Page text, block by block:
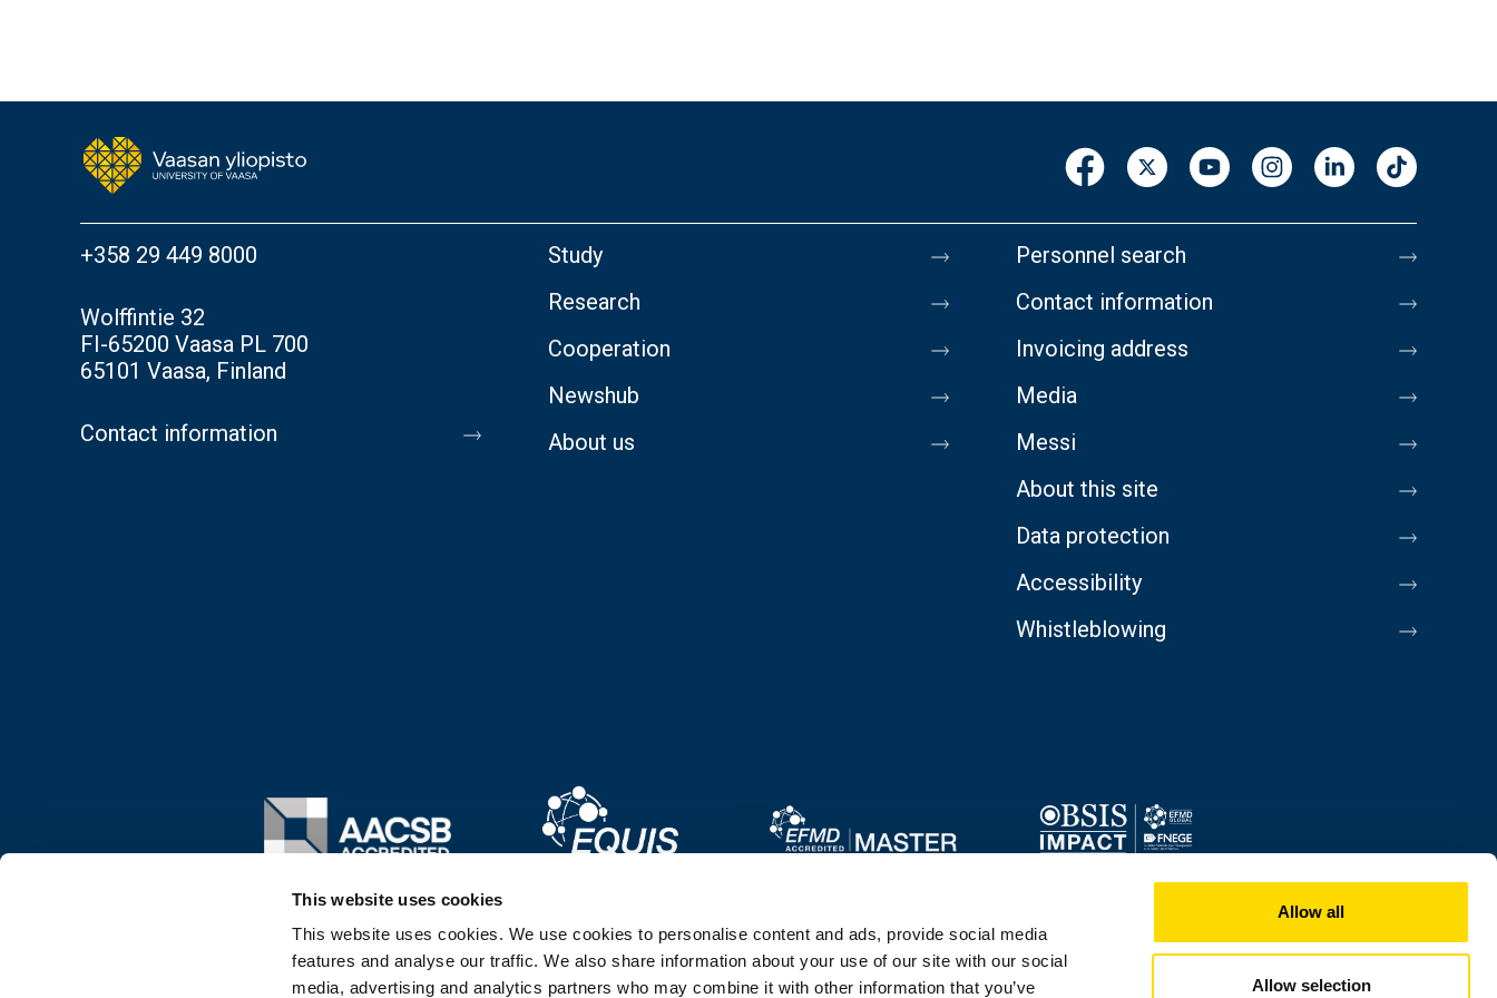
This website uses cookies
This website uses cookies. We use cookies to personalise content and ads, provide social media
features and analyse our traffic. We also share information about your use of our site with our social
media, advertising and analytics partners who may combine it with other information that you’ve
Allow all
Allow selection
+358 29 449 8000
Wolffintie 32
FI-65200 Vaasa PL 700
65101 Vaasa, Finland
Contact information
Study
Research
Cooperation
Newshub
About us
Personnel search
Contact information
Invoicing address
Media
Messi
About this site
Data protection
Accessibility
Whistleblowing
Image Image
Image
Image
Image
Image